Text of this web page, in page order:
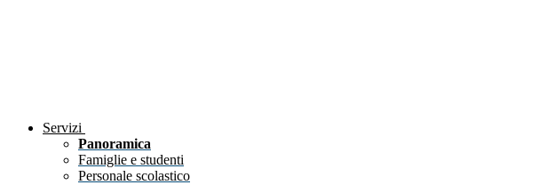
Servizi
Panoramica
Famiglie e studenti
Personale scolastico